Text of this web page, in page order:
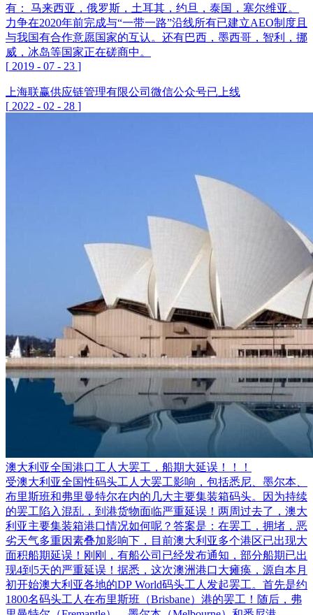
有： 马来西亚，俄罗斯，土耳其，约旦，泰国，塞尔维亚。
力争在2020年前完成与“一带一路”沿线所有已建立AEO制度且
与我国有合作意愿国家的互认。还有巴西，墨西哥，智利，挪
威，冰岛等国家正在磋商中。
[ 2019 - 07 - 23 ]
上海联赢供应链管理有限公司微信公众号已上线
[ 2022 - 02 - 28 ]
澳大利亚全国港口工人大罢工，船期大延误！！！
受澳大利亚全国性码头工人大罢工影响，包括悉尼、墨尔本、
布里斯班和弗里曼特尔在内的几大主要集装箱码头。因为持续
的罢工陷入混乱，到港货物面临严重延误！两周过去了，澳大
利亚主要集装箱港口情况如何呢？答案是：在罢工，拥堵，恶
劣天气多重因素叠加影响下，目前澳大利亚多个港区已出现大
面积船期延误！刚刚，有船公司已经发布通知，部分船期已出
现4到5天的严重延误！据悉，这次澳洲港口大瘫痪，源自本月
初开始澳大利亚各地的DP World码头工人发起罢工。首先是约
1800名码头工人在布里斯班（Brisbane）港的罢工！随后，弗